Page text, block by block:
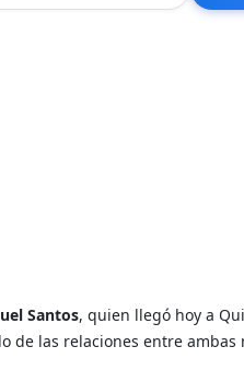
Santos, quien llegó hoy a
de las relaciones entre ambas